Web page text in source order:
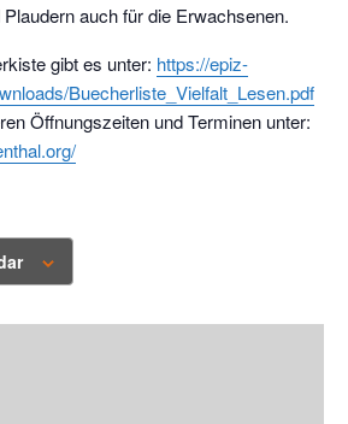
auch für die Erwachsenen.
gibt es unter: https://epiz-
Buecherliste_Vielfalt_Lesen.pdf
Öffnungszeiten und Terminen unter: